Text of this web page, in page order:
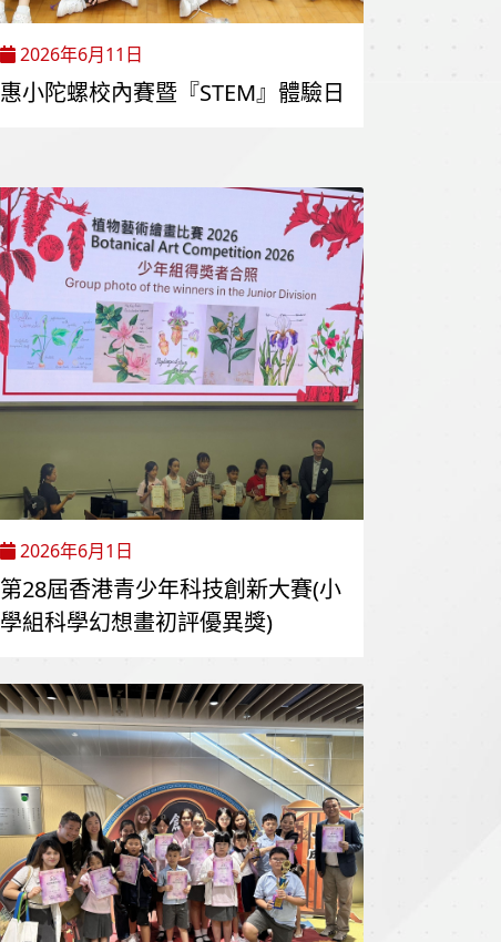
2026年6月11日
惠小陀螺校內賽暨『STEM』體驗日
2026年6月1日
第28屆香港青少年科技創新大賽(小
學組科學幻想畫初評優異獎)